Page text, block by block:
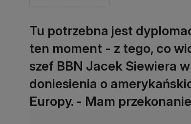
Tu potrzebna jest
ten moment - z tego, co
szef BBN Jacek Siewiera
doniesienia o
Europy. - Mam